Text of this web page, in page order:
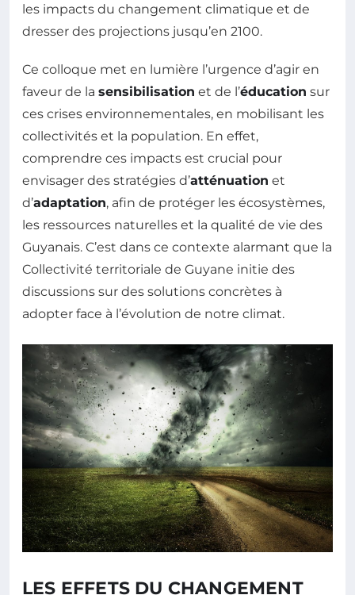
les impacts du changement climatique et de
dresser des projections jusqu’en 2100.
Ce colloque met en lumière l’urgence d’agir en
faveur de la sensibilisation et de l’éducation sur
ces crises environnementales, en mobilisant les
collectivités et la population. En effet,
comprendre ces impacts est crucial pour
envisager des stratégies d’atténuation et
d’adaptation, afin de protéger les écosystèmes,
les ressources naturelles et la qualité de vie des
Guyanais. C’est dans ce contexte alarmant que la
Collectivité territoriale de Guyane initie des
discussions sur des solutions concrètes à
adopter face à l’évolution de notre climat.
LES EFFETS DU CHANGEMENT